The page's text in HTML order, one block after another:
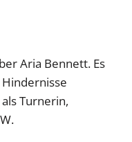
Aria Bennett. Es
Turnerin,